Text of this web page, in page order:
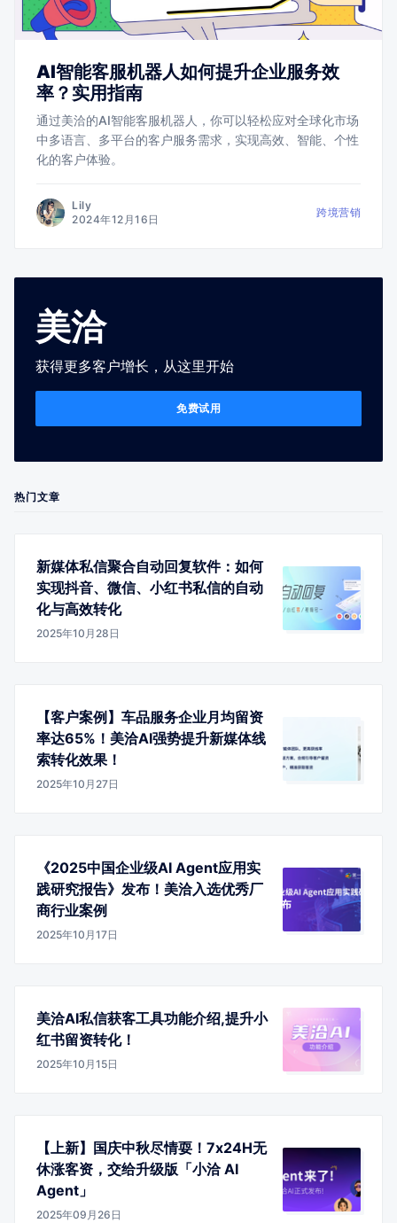
AI智能客服机器人如何提升企业服务效
率？实用指南
通过美洽的AI智能客服机器人，你可以轻松应对全球化市场
中多语言、多平台的客户服务需求，实现高效、智能、个性
化的客户体验。
Lily
2024年12月16日
跨境营销
美洽
获得更多客户增长，从这里开始
免费试用
热门文章
新媒体私信聚合自动回复软件：如何
实现抖音、微信、小红书私信的自动
化与高效转化
2025年10月28日
【客户案例】车品服务企业月均留资
率达65%！美洽AI强势提升新媒体线
索转化效果！
2025年10月27日
《2025中国企业级AI Agent应用实
践研究报告》发布！美洽入选优秀厂
商行业案例
2025年10月17日
美洽AI私信获客工具功能介绍,提升小
红书留资转化！
2025年10月15日
【上新】国庆中秋尽情耍！7x24H无
休涨客资，交给升级版「小洽 AI
Agent」
2025年09月26日